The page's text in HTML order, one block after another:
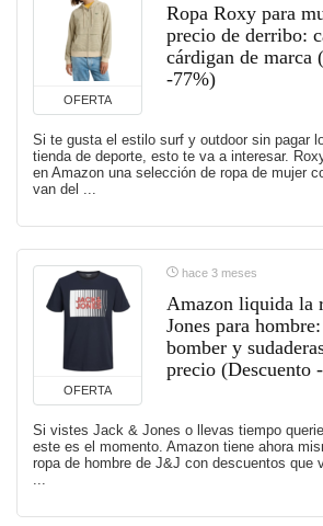
OFERTA
Ropa Roxy para
precio de derribo:
cárdigan de marca
-77%)
Si te gusta el estilo surf y outdoor sin pagar
tienda de deporte, esto te va a interesar.
en Amazon una selección de ropa de mujer
van del ...
OFERTA
hace 3 meses
Amazon liquida la
Jones para
bomber y
precio (Descuento
Si vistes Jack & Jones o llevas tiempo
este es el momento. Amazon tiene ahora
ropa de hombre de J&J con descuentos que